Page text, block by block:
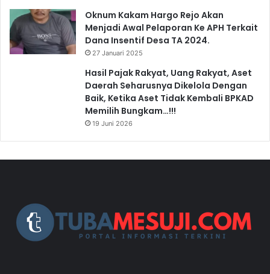
Oknum Kakam Hargo Rejo Akan
Menjadi Awal Pelaporan Ke APH Terkait
Dana Insentif Desa TA 2024.
27 Januari 2025
Hasil Pajak Rakyat, Uang Rakyat, Aset
Daerah Seharusnya Dikelola Dengan
Baik, Ketika Aset Tidak Kembali BPKAD
Memilih Bungkam…!!!
19 Juni 2026